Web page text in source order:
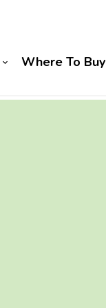
Where To Buy